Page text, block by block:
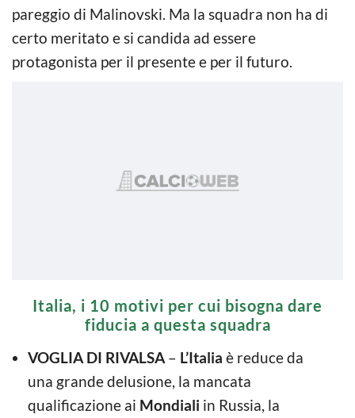
pareggio di Malinovski. Ma la squadra non ha di
certo meritato e si candida ad essere
protagonista per il presente e per il futuro.
Italia, i 10 motivi per cui bisogna dare
fiducia a questa squadra
VOGLIA DI RIVALSA – L’Italia è reduce da
una grande delusione, la mancata
qualificazione ai Mondiali in Russia, la